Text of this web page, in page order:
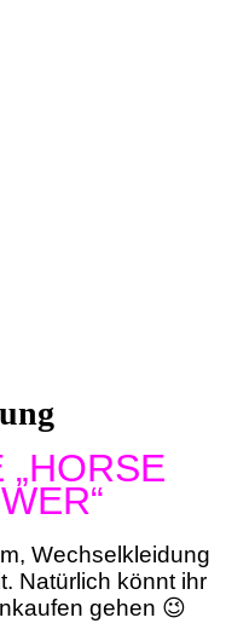
Wechselkleidung
Natürlich könnt ihr
gehen 😉